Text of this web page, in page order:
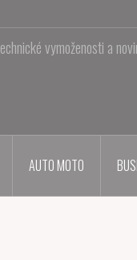
vymoženosti a
AUTO MOTO